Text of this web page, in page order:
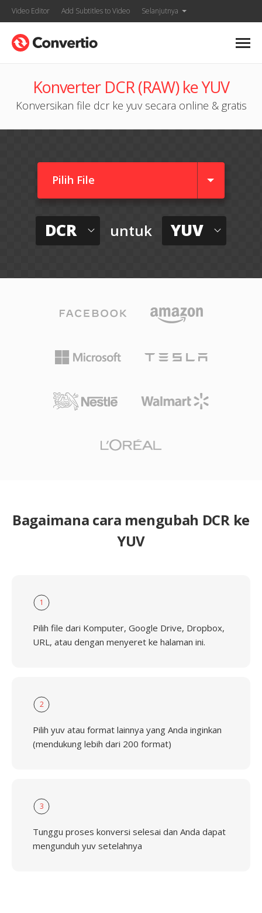
Video Editor Add Subtitles to Video Selanjutnya
Konverter DCR (RAW) ke YUV
Konversikan file dcr ke yuv secara online & gratis
Pilih File
DCR untuk YUV
Bagaimana cara mengubah DCR ke
YUV
1
Pilih file dari Komputer, Google Drive, Dropbox,
URL, atau dengan menyeret ke halaman ini.
2
Pilih yuv atau format lainnya yang Anda inginkan
(mendukung lebih dari 200 format)
3
Tunggu proses konversi selesai dan Anda dapat
mengunduh yuv setelahnya